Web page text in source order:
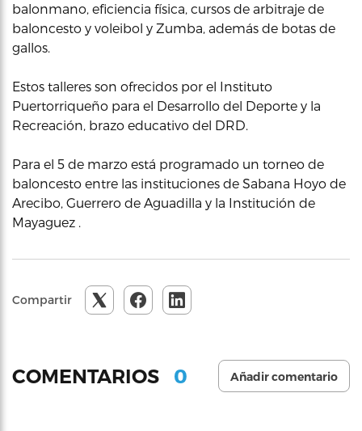
balonmano, eficiencia física, cursos de arbitraje de
baloncesto y voleibol y Zumba, además de botas de
gallos.
Estos talleres son ofrecidos por el Instituto
Puertorriqueño para el Desarrollo del Deporte y la
Recreación, brazo educativo del DRD.
Para el 5 de marzo está programado un torneo de
baloncesto entre las instituciones de Sabana Hoyo de
Arecibo, Guerrero de Aguadilla y la Institución de
Mayaguez .
Compartir
COMENTARIOS 0 Añadir comentario